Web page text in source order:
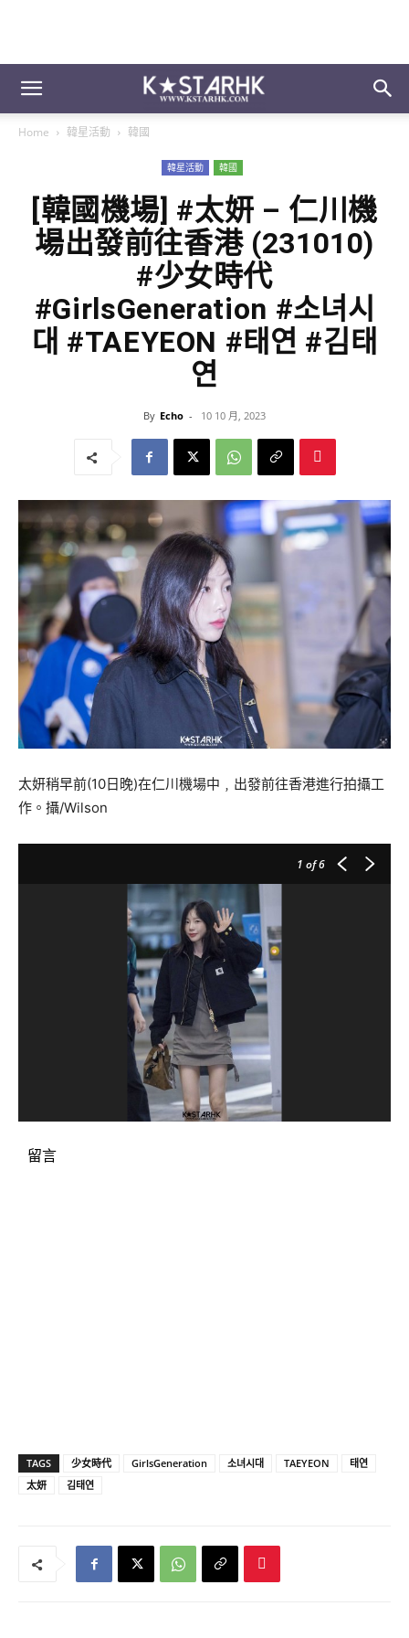
Home 韓星活動 韓國
韓星活動 韓國
[韓國機場] #太妍 – 仁川機
場出發前往香港 (231010)
#少女時代
#GirlsGeneration #소녀시
대 #TAEYEON #태연 #김태
연
By Echo - 10 10 月, 2023
太妍稍早前(10日晚)在仁川機場中﹐出發前往香港進行拍攝工
作。攝/Wilson
1 of 6
留言
TAGS 少女時代 GirlsGeneration 소녀시대 TAEYEON
태연
太妍
김태연